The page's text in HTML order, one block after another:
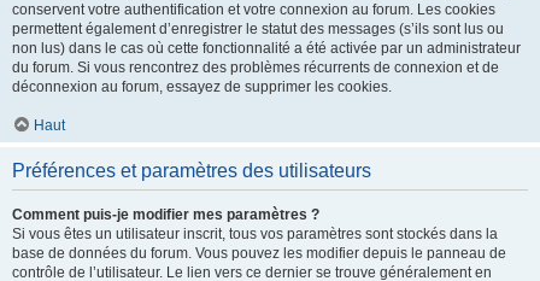
conservent votre authentification et votre connexion au forum. Les cookies
permettent également d’enregistrer le statut des messages (s’ils sont lus ou
non lus) dans le cas où cette fonctionnalité a été activée par un administrateur
du forum. Si vous rencontrez des problèmes récurrents de connexion et de
déconnexion au forum, essayez de supprimer les cookies.
Haut
Préférences et paramètres des utilisateurs
Comment puis-je modifier mes paramètres ?
Si vous êtes un utilisateur inscrit, tous vos paramètres sont stockés dans la
base de données du forum. Vous pouvez les modifier depuis le panneau de
contrôle de l’utilisateur. Le lien vers ce dernier se trouve généralement en